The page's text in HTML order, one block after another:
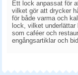
Ett lock anpassat för
vilket gör att drycker
för både varma och
lock, vilket
som caféer och
engångsartiklar och